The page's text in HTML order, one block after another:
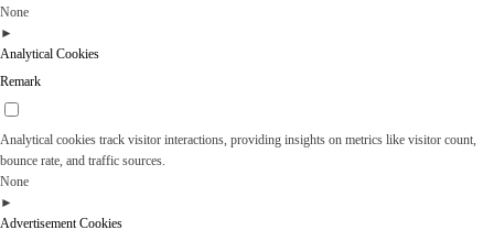
None
►
Analytical Cookies
Remark
Analytical cookies track visitor interactions, providing insights on metrics like visitor count,
bounce rate, and traffic sources.
None
►
Advertisement Cookies